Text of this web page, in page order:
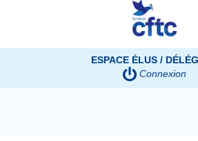
ESPACE ÉLUS /
Connexion
Panneau de gestion des cookies